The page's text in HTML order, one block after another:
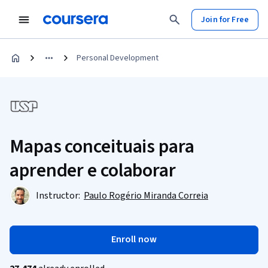
Join for Free
Personal Development
Mapas conceituais para
aprender e colaborar
Instructor: Paulo Rogério Miranda Correia
Enroll now